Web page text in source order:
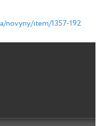
novyny/item/1357-192